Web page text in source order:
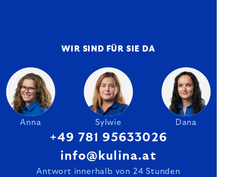
WIR SIND FÜR SIE DA
Anna Sylwie Dana
+49 781 95633026
info@kulina.at
Antwort innerhalb von 24 Stunden